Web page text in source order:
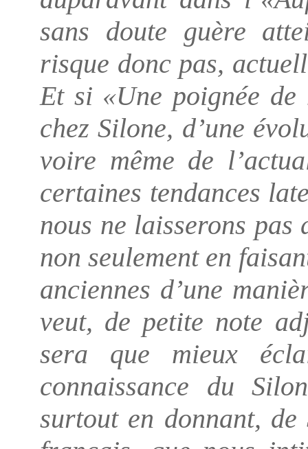
sans doute guère
risque donc pas,
Et si «Une poignée de
chez Silone, d’une
voire même de
certaines tendances
nous ne laisserons pas
non seulement en
anciennes d’une
veut, de petite note
sera que mieux
connaissance du
surtout en donnant,